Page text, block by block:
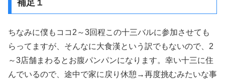
補足１
ちなみに僕もココ2～3回程この十三バルに参加させても
らってますが、そんなに大食漢という訳でもないので、2
～3店舗まわるとお腹パンパンになります。幸い十三に住
んでいるので、途中で家に戻り休憩→再度挑むみたいな事